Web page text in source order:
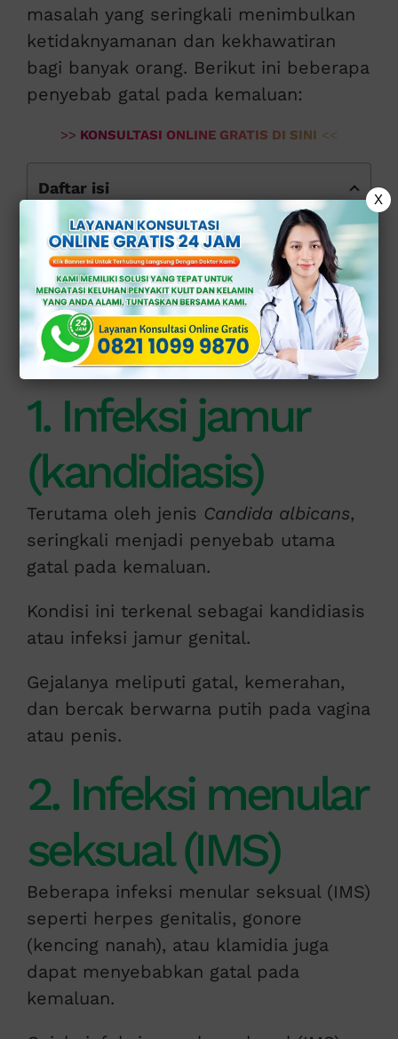
masalah yang seringkali menimbulkan
ketidaknyamanan dan kekhawatiran
bagi banyak orang. Berikut ini beberapa
penyebab gatal pada kemaluan:
>> KONSULTASI ONLINE GRATIS DI SINI <<
Daftar isi
2. Infeksi menular seksual (IMS)
3. Iritasi kulit
4. Kondisi kulit lainnya
5. Kurangnya kebersihan
6. Pakaian yang tidak cocok
Pengobatan Medis untuk Atasi Ketidaknyamanan
Solusi yang Efektif untuk Gatal pada Kemaluan di Klinik Apollo
1. Infeksi jamur
(kandidiasis)
Terutama oleh jenis Candida albicans,
seringkali menjadi penyebab utama
gatal pada kemaluan.
Kondisi ini terkenal sebagai kandidiasis
atau infeksi jamur genital.
Gejalanya meliputi gatal, kemerahan,
dan bercak berwarna putih pada vagina
atau penis.
2. Infeksi menular
seksual (IMS)
Beberapa infeksi menular seksual (IMS)
seperti herpes genitalis, gonore
(kencing nanah), atau klamidia juga
dapat menyebabkan gatal pada
kemaluan.
X